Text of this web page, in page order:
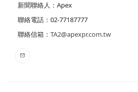
新聞聯絡人：Apex
聯絡電話：02-77187777
聯絡信箱： TA2@apexpr.com.tw